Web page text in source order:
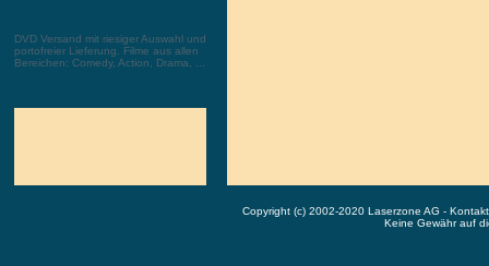
DVD Versand mit riesiger Auswahl und
portofreier Lieferung. Filme aus allen
Bereichen: Comedy, Action, Drama, ...
Copyright (c) 2002-2020 Laserzone AG -
Keine Gewähr auf